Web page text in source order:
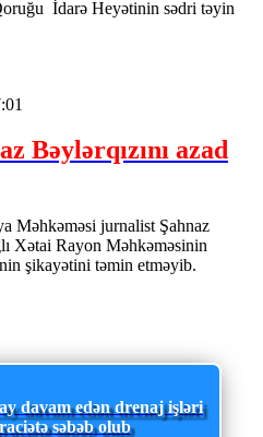
İdarə Heyətinin sədri təyin
Bəylərqızını azad
Məhkəməsi jurnalist Şahnaz
Xətai Rayon Məhkəməsinin
şikayətini təmin etməyib.
davam edən drenaj işləri
səbəb olub